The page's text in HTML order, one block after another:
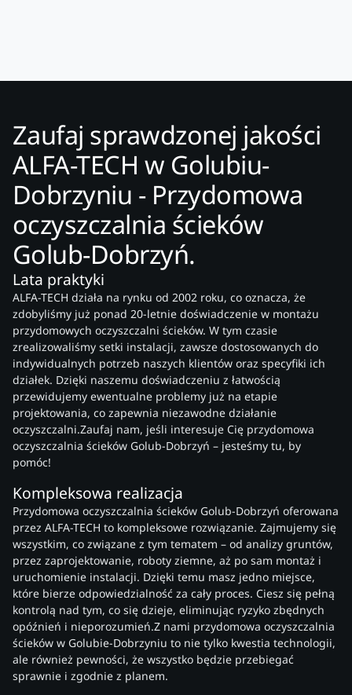
Zaufaj sprawdzonej jakości
ALFA-TECH w Golubiu-
Dobrzyniu - Przydomowa
oczyszczalnia ścieków
Golub-Dobrzyń.
Lata praktyki
ALFA-TECH działa na rynku od 2002 roku, co oznacza, że
zdobyliśmy już ponad 20-letnie doświadczenie w montażu
przydomowych oczyszczalni ścieków. W tym czasie
zrealizowaliśmy setki instalacji, zawsze dostosowanych do
indywidualnych potrzeb naszych klientów oraz specyfiki ich
działek. Dzięki naszemu doświadczeniu z łatwością
przewidujemy ewentualne problemy już na etapie
projektowania, co zapewnia niezawodne działanie
oczyszczalni.Zaufaj nam, jeśli interesuje Cię przydomowa
oczyszczalnia ścieków Golub-Dobrzyń – jesteśmy tu, by
pomóc!
Kompleksowa realizacja
Przydomowa oczyszczalnia ścieków Golub-Dobrzyń oferowana
przez ALFA-TECH to kompleksowe rozwiązanie. Zajmujemy się
wszystkim, co związane z tym tematem – od analizy gruntów,
przez zaprojektowanie, roboty ziemne, aż po sam montaż i
uruchomienie instalacji. Dzięki temu masz jedno miejsce,
które bierze odpowiedzialność za cały proces. Ciesz się pełną
kontrolą nad tym, co się dzieje, eliminując ryzyko zbędnych
opóźnień i nieporozumień.Z nami przydomowa oczyszczalnia
ścieków w Golubie-Dobrzyniu to nie tylko kwestia technologii,
ale również pewności, że wszystko będzie przebiegać
sprawnie i zgodnie z planem.